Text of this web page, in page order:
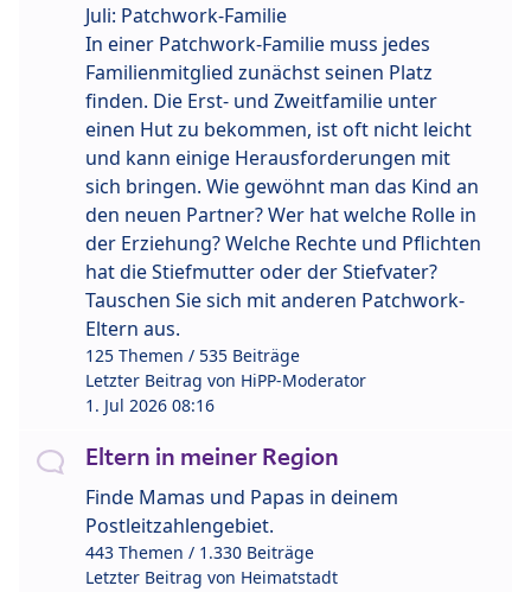
Juli: Patchwork-Familie
In einer Patchwork-Familie muss jedes
Familienmitglied zunächst seinen Platz
finden. Die Erst- und Zweitfamilie unter
einen Hut zu bekommen, ist oft nicht leicht
und kann einige Herausforderungen mit
sich bringen. Wie gewöhnt man das Kind an
den neuen Partner? Wer hat welche Rolle in
der Erziehung? Welche Rechte und Pflichten
hat die Stiefmutter oder der Stiefvater?
Tauschen Sie sich mit anderen Patchwork-
Eltern aus.
125 Themen / 535 Beiträge
Letzter Beitrag von HiPP-Moderator
1. Jul 2026 08:16
Eltern in meiner Region
Finde Mamas und Papas in deinem
Postleitzahlengebiet.
443 Themen / 1.330 Beiträge
Letzter Beitrag von Heimatstadt